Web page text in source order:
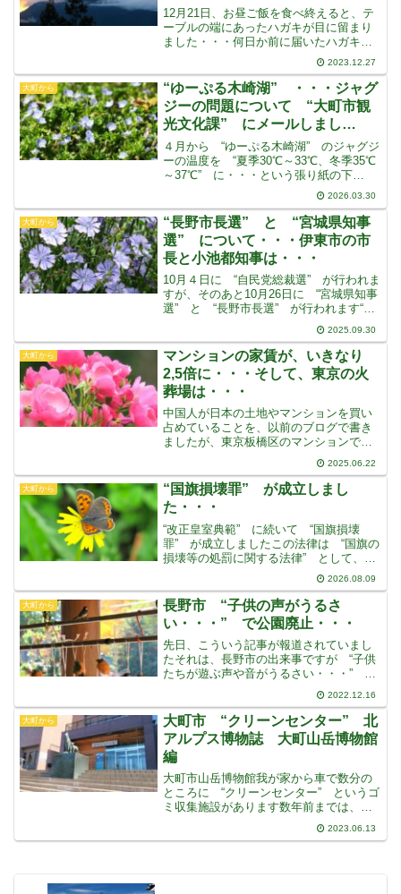
12月21日、お昼ご飯を食べ終えると、テ
ーブルの端にあったハガキが目に留まり
ました・・・何日か前に届いたハガキで
したそれは、中部電力からのハガキで、
２１日の13；10分から16；20分まで、こ
の地域が配電線工事のため停電すると書
いてあります
2023.12.27
大町から
“ゆーぷる木崎湖” ・・・ジャグ
ジーの問題について “大町市観
光文化課” にメールしまし
た・・・
４月から “ゆーぷる木崎湖” のジャグジ
ーの温度を “夏季30℃～33℃、冬季35℃
～37℃” に・・・という張り紙の下
に “大町市観光文化課” と “木崎湖温
泉開発” と書いてありました“大町市観光
文化課” の下 “タジマモーターコーポレ
2026.03.30
大町から
“長野市長選” と “宮城県知事
選” について・・・伊東市の市
長と小池都知事は・・・
10月４日に “自民党総裁選” が行われま
すが、そのあと10月26日に “宮城県知事
選” と “長野市長選” が行われます“宮
城県知事選” には、村井知事が６選をめ
ざして立候補しています村井知事は “水
道事業” を外資に任せたり、イスラムの
2025.09.30
大町から
マンションの家賃が、いきなり
2,5倍に・・・そして、東京の火
葬場は・・・
中国人が日本の土地やマンションを買い
占めていることを、以前のブログで書き
ましたが、東京板橋区のマンションでこ
んな事件が起きましたいきなりマンショ
ンの住民のもとに、元の賃料の2,5倍から
3,2倍に値上げするという内容の通知があ
ったというのです
2025.06.22
大町から
“国旗損壊罪” が成立しまし
た・・・
“改正皇室典範” に続いて “国旗損壊
罪” が成立しましたこの法律は “国旗の
損壊等の処罰に関する法律” として、国
旗を公然と損壊・汚損などした行為を対
象とする内容になっており、処罰対象は
国旗の損壊などの行為が “人に著しく不
快又は嫌悪の情
2026.08.09
大町から
長野市 “子供の声がうるさ
い・・・” で公園廃止・・・
先日、こういう記事が報道されていまし
たそれは、長野市の出来事ですが “子供
たちが遊ぶ声や音がうるさい・・・” と
住民からの苦情で公園が廃止されること
になった・・・という報道ですこの公園
は、長野市の “小学校” と “保育園”
と “児童セン
2022.12.16
大町から
大町市 “クリーンセンター” 北
アルプス博物誌 大町山岳博物館
編
大町市山岳博物館我が家から車で数分の
ところに “クリーンセンター” というゴ
ミ収集施設があります数年前までは、大
町周辺のごみを収集し、焼却もしていま
したが、炉の老朽化でしょうか、現在は
2023.06.13